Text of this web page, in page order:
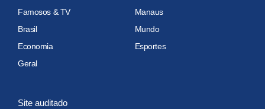
Famosos & TV
Manaus
Brasil
Mundo
Economia
Esportes
Geral
Site auditado